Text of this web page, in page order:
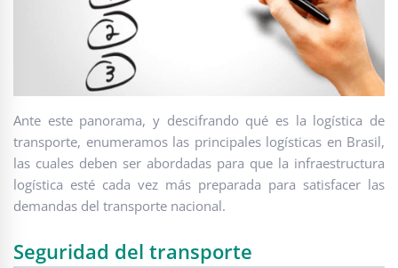
Ante este panorama, y descifrando qué es la logística de
transporte, enumeramos las principales logísticas en Brasil,
las cuales deben ser abordadas para que la infraestructura
logística esté cada vez más preparada para satisfacer las
demandas del transporte nacional.
Seguridad del transporte